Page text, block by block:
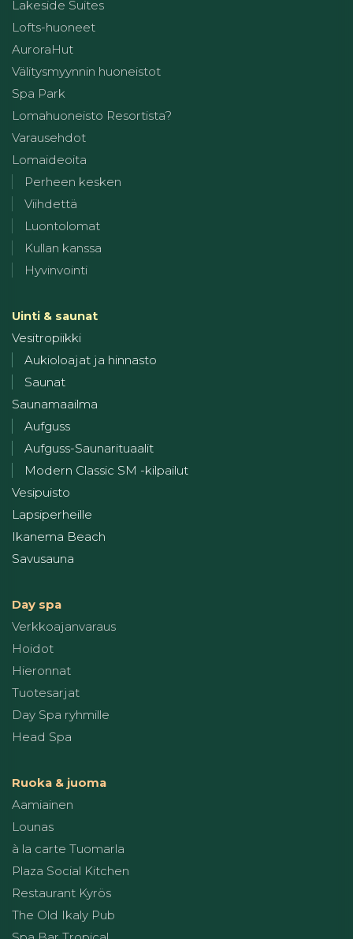
Lakeside Suites
Lofts-huoneet
AuroraHut
Välitysmyynnin huoneistot
Spa Park
Lomahuoneisto Resortista?
Varausehdot
Lomaideoita
Perheen kesken
Viihdettä
Luontolomat
Kullan kanssa
Hyvinvointi
Uinti & saunat
Vesitropiikki
Aukioloajat ja hinnasto
Saunat
Saunamaailma
Aufguss
Aufguss-Saunarituaalit
Modern Classic SM -kilpailut
Vesipuisto
Lapsiperheille
Ikanema Beach
Savusauna
Day spa
Verkkoajanvaraus
Hoidot
Hieronnat
Tuotesarjat
Day Spa ryhmille
Head Spa
Ruoka & juoma
Aamiainen
Lounas
à la carte Tuomarla
Plaza Social Kitchen
Restaurant Kyrös
The Old Ikaly Pub